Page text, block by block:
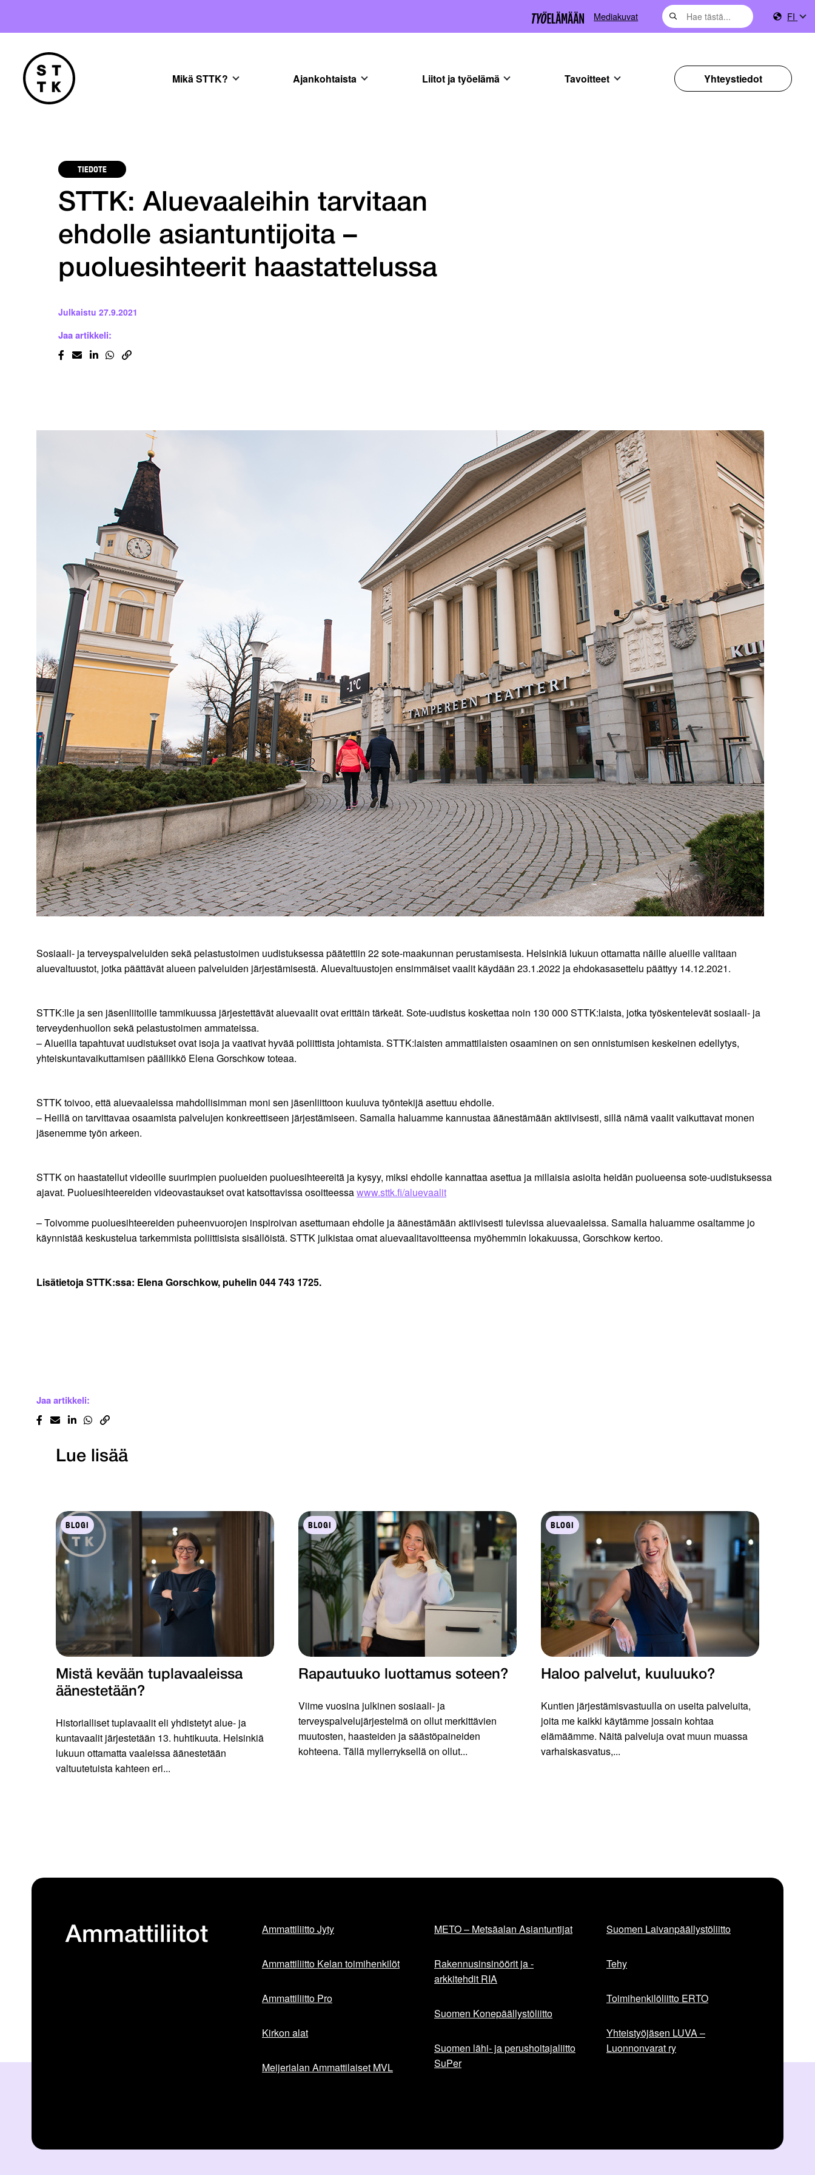
Mediakuvat FI
Mikä STTK? Ajankohtaista Liitot ja työelämä Tavoitteet Yhteystiedot
TIEDOTE
STTK: Aluevaaleihin tarvitaan
ehdolle asiantuntijoita –
puoluesihteerit haastattelussa
Julkaistu 27.9.2021
Jaa artikkeli:
Sosiaali- ja terveyspalveluiden sekä pelastustoimen uudistuksessa päätettiin 22 sote-maakunnan perustamisesta. Helsinkiä lukuun ottamatta näille alueille valitaan
aluevaltuustot, jotka päättävät alueen palveluiden järjestämisestä. Aluevaltuustojen ensimmäiset vaalit käydään 23.1.2022 ja ehdokasasettelu päättyy 14.12.2021.
STTK:lle ja sen jäsenliitoille tammikuussa järjestettävät aluevaalit ovat erittäin tärkeät. Sote-uudistus koskettaa noin 130 000 STTK:laista, jotka työskentelevät sosiaali- ja
terveydenhuollon sekä pelastustoimen ammateissa.
– Alueilla tapahtuvat uudistukset ovat isoja ja vaativat hyvää poliittista johtamista. STTK:laisten ammattilaisten osaaminen on sen onnistumisen keskeinen edellytys,
yhteiskuntavaikuttamisen päällikkö Elena Gorschkow toteaa.
STTK toivoo, että aluevaaleissa mahdollisimman moni sen jäsenliittoon kuuluva työntekijä asettuu ehdolle.
– Heillä on tarvittavaa osaamista palvelujen konkreettiseen järjestämiseen. Samalla haluamme kannustaa äänestämään aktiivisesti, sillä nämä vaalit vaikuttavat monen
jäsenemme työn arkeen.
STTK on haastatellut videoille suurimpien puolueiden puoluesihteereitä ja kysyy, miksi ehdolle kannattaa asettua ja millaisia asioita heidän puolueensa sote-uudistuksessa
ajavat. Puoluesihteereiden videovastaukset ovat katsottavissa osoitteessawww.sttk.fi/aluevaalit
– Toivomme puoluesihteereiden puheenvuorojen inspiroivan asettumaan ehdolle ja äänestämään aktiivisesti tulevissa aluevaaleissa. Samalla haluamme osaltamme jo
käynnistää keskustelua tarkemmista poliittisista sisällöistä. STTK julkistaa omat aluevaalitavoitteensa myöhemmin lokakuussa, Gorschkow kertoo.
Lisätietoja STTK:ssa: Elena Gorschkow, puhelin 044 743 1725.
Jaa artikkeli:
Lue lisää
BLOGI
Mistä kevään tuplavaaleissa
äänestetään?
Historialliset tuplavaalit eli yhdistetyt alue- ja
kuntavaalit järjestetään 13. huhtikuuta. Helsinkiä
lukuun ottamatta vaaleissa äänestetään
valtuutetuista kahteen eri...
BLOGI
Rapautuuko luottamus soteen?
Viime vuosina julkinen sosiaali- ja
terveyspalvelujärjestelmä on ollut merkittävien
muutosten, haasteiden ja säästöpaineiden
kohteena. Tällä myllerryksellä on ollut...
BLOGI
Haloo palvelut, kuuluuko?
Kuntien järjestämisvastuulla on useita palveluita,
joita me kaikki käytämme jossain kohtaa
elämäämme. Näitä palveluja ovat muun muassa
varhaiskasvatus,...
Ammattiliitot Ammattiliitto Jyty
Ammattiliitto Kelan toimihenkilöt
Ammattiliitto Pro
Kirkon alat
Meijerialan Ammattilaiset MVL
METO – Metsäalan Asiantuntijat
Rakennusinsinöörit ja -
arkkitehdit RIA
Suomen Konepäällystöliitto
Suomen lähi- ja perushoitajaliitto
SuPer
Suomen Laivanpäällystöliitto
Tehy
Toimihenkilöliitto ERTO
Yhteistyöjäsen LUVA –
Luonnonvarat ry